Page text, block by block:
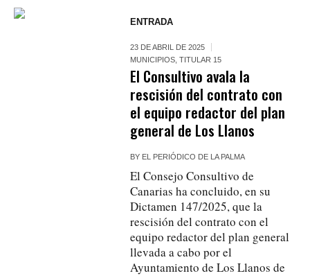
ENTRADA
23 DE ABRIL DE 2025
MUNICIPIOS ,TITULAR 15
El Consultivo avala la
rescisión del contrato con
el equipo redactor del plan
general de Los Llanos
BY EL PERIÓDICO DE LA PALMA
El Consejo Consultivo de
Canarias ha concluido, en su
Dictamen 147/2025, que la
rescisión del contrato con el
equipo redactor del plan general
llevada a cabo por el
Ayuntamiento de Los Llanos de